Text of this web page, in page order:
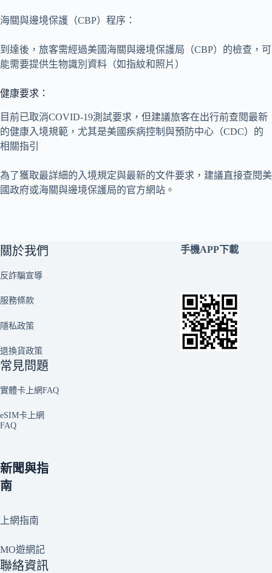
海關與邊境保護（CBP）程序：
到達後，旅客需經過美國海關與邊境保護局（CBP）的檢查，可
能需要提供生物識別資料（如指紋和照片）​
健康要求：
目前已取消COVID-19測試要求，但建議旅客在出行前查閱最新
的健康入境規範，尤其是美國疾病控制與預防中心（CDC）的
相關指引​
為了獲取最詳細的入境規定與最新的文件要求，建議直接查閱美
國政府或海關與邊境保護局的官方網站。
關於我們
反詐騙宣導
服務條款
隱私政策
退換貨政策
常見問題
實體卡上網FAQ
eSIM卡上網
FAQ
新聞與指
南
上網指南
MO遊網記
聯絡資訊
手機APP下載